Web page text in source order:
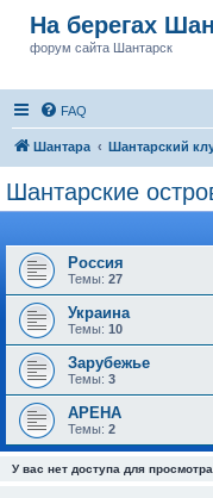
На берегах
форум сайта Шантарск
FAQ
Шантара Шантарский
Шантарские
Россия
Темы: 27
Украина
Темы: 10
Зарубежье
Темы: 3
АРЕНА
Темы: 2
У вас нет доступа для